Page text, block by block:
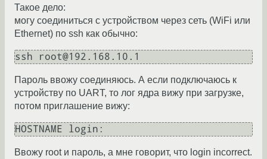
Такое дело:
могу соединиться с устройством через сеть (WiFi или
Ethernet) по ssh как обычно:
Пароль ввожу соединяюсь. А если подключаюсь к
устройству по UART, то лог ядра вижу при загрузке,
потом приглашение вижу:
Ввожу root и пароль, а мне говорит, что login incorrect.